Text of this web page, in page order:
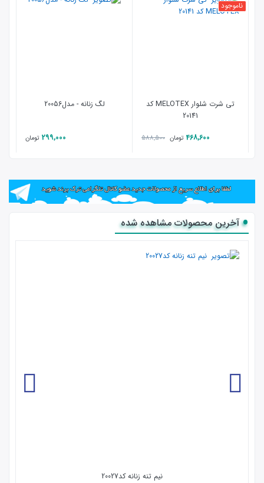
ناموجود
تی شرت شلوار MELOTEX کد
20141
468,600 تومان 588,500
لگ زنانه - مدل20056
299,000 تومان
آخرین محصولات مشاهده شده
نیم تنه زنانه کد20027